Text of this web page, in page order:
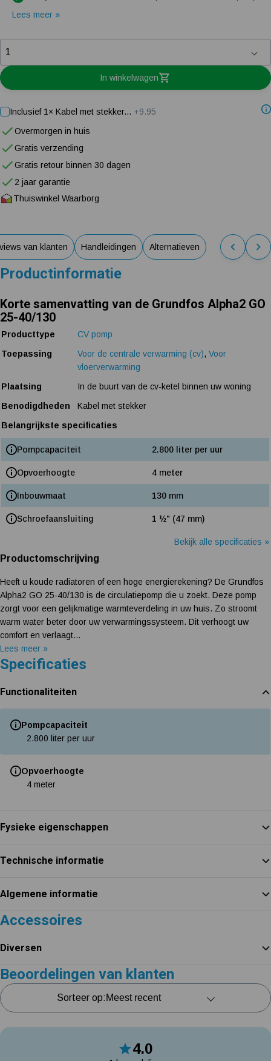
Lees meer »
In winkelwagen
Inclusief 1× Kabel met stekker... +9.95
Overmorgen in huis
Gratis verzending
Gratis retour binnen 30 dagen
2 jaar garantie
Thuiswinkel Waarborg
van klanten Handleidingen Alternatieven
Productinformatie
Korte samenvatting van de Grundfos Alpha2 GO
25-40/130
Producttype
CV pomp
Toepassing
Voor de centrale verwarming (cv), Voor
vloerverwarming
Plaatsing
In de buurt van de cv-ketel binnen uw woning
Benodigdheden
Kabel met stekker
Belangrijkste specificaties
Pompcapaciteit 2.800 liter per uur
Opvoerhoogte 4 meter
Inbouwmaat 130 mm
Schroefaansluiting 1 ½" (47 mm)
Bekijk alle specificaties »
Productomschrijving
Heeft u koude radiatoren of een hoge energierekening? De Grundfos
Alpha2 GO 25-40/130 is de circulatiepomp die u zoekt. Deze pomp
zorgt voor een gelijkmatige warmteverdeling in uw huis. Zo stroomt
warm water beter door uw verwarmingssysteem. Dit verhoogt uw
comfort en verlaagt...
Lees meer »
Specificaties
Functionaliteiten
Pompcapaciteit
2.800 liter per uur
Opvoerhoogte
4 meter
Fysieke eigenschappen
Technische informatie
Algemene informatie
Accessoires
Diversen
Beoordelingen van klanten
Sorteer op:
4.0